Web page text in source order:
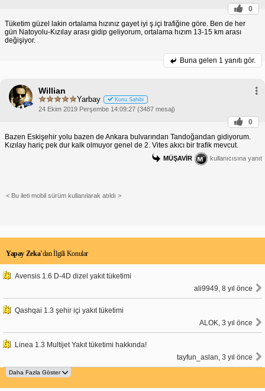
0
Tüketim güzel lakin ortalama hızınız gayet iyi ş.içi trafiğine göre. Ben de her
gün Natoyolu-Kızılay arası gidip geliyorum, ortalama hızım 13-15 km arası
değişiyor.
Buna gelen 1 yanıtı gör.
Willian
Yarbay Konu Sahibi
24 Ekim 2019 Perşembe 14:09:27 (3487 mesaj)
0
Bazen Eskişehir yolu bazen de Ankara bulvarından Tandoğandan gidiyorum.
Kızılay hariç pek dur kalk olmuyor genel de 2. Vites akıcı bir trafik mevcut.
MÜŞAVİR kullanıcısına yanıt
< Bu ileti mobil sürüm kullanılarak atıldı >
Yapay Zeka’dan İlgili Konular
Avensis 1.6 D-4D dizel yakıt tüketimi
ali9949, 8 yıl önce
Qashqai 1.3 şehir içi yakıt tüketimi
ALOK, 3 yıl önce
Linea 1.3 Multijet Yakıt tüketimi hakkında!
tayfun_aslan, 3 yıl önce